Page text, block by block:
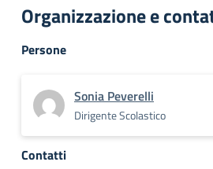
Organizzazione e
Persone
Sonia Peverelli
Dirigente Scolastico
Contatti